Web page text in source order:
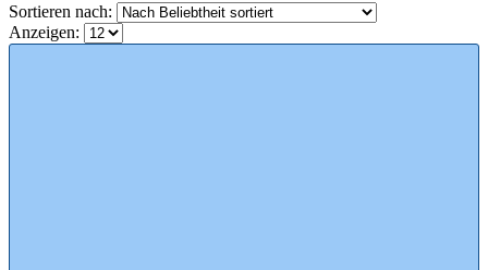
Sortieren nach:
Anzeigen: